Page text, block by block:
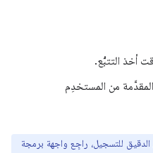
أخذ التتبُّع.
المقدَّمة من المستخدِم
الدقيق للتسجيل، راجِع واجهة برمجة